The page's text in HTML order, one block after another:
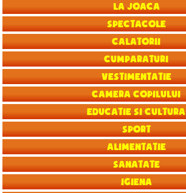
La joaca
Spectacole
Calatorii
Cumparaturi
Vestimentatie
Camera copilului
Educatie si Cultura
Sport
Alimentatie
Sanatate
Igiena